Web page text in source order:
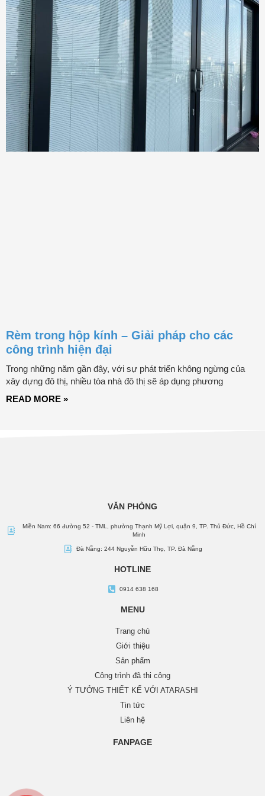
Rèm trong hộp kính – Giải pháp cho các
công trình hiện đại
Trong những năm gần đây, với sự phát triển không ngừng của
xây dựng đô thị, nhiều tòa nhà đô thị sẽ áp dụng phương
READ MORE »
VĂN PHÒNG
Miền Nam: 66 đường 52 - TML, phường Thạnh Mỹ Lợi, quận 9, TP. Thủ Đức, Hồ Chí
Minh
Đà Nẵng: 244 Nguyễn Hữu Thọ, TP. Đà Nẵng
HOTLINE
0914 638 168
MENU
Trang chủ
Giới thiệu
Sản phẩm
Công trình đã thi công
Ý TƯỞNG THIẾT KẾ VỚI ATARASHI
Tin tức
Liên hệ
FANPAGE